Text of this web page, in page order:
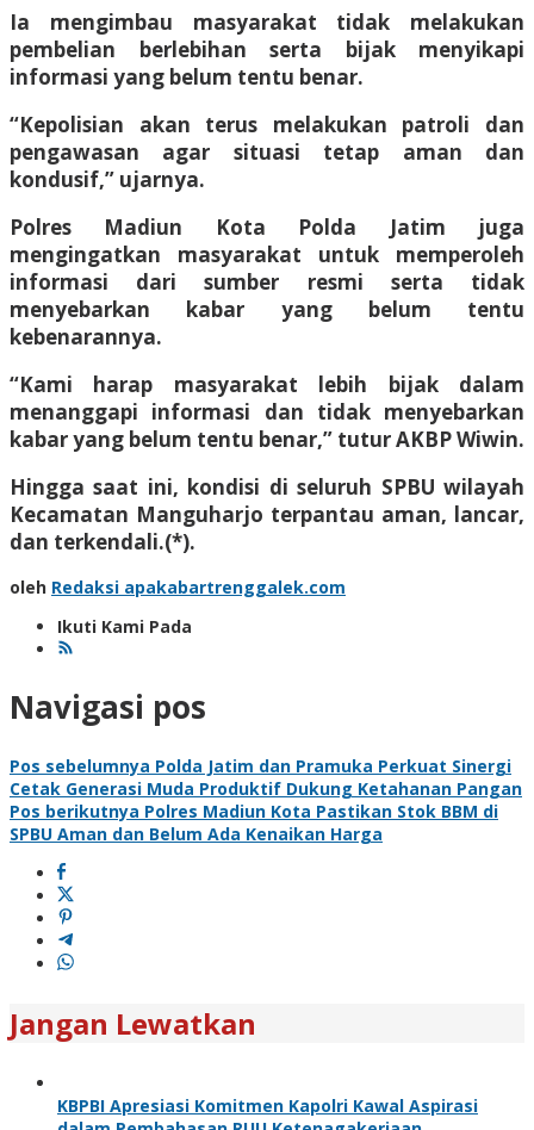
Ia mengimbau masyarakat tidak melakukan
pembelian berlebihan serta bijak menyikapi
informasi yang belum tentu benar.
“Kepolisian akan terus melakukan patroli dan
pengawasan agar situasi tetap aman dan
kondusif,” ujarnya.
Polres Madiun Kota Polda Jatim juga
mengingatkan masyarakat untuk memperoleh
informasi dari sumber resmi serta tidak
menyebarkan kabar yang belum tentu
kebenarannya.
“Kami harap masyarakat lebih bijak dalam
menanggapi informasi dan tidak menyebarkan
kabar yang belum tentu benar,” tutur AKBP Wiwin.
Hingga saat ini, kondisi di seluruh SPBU wilayah
Kecamatan Manguharjo terpantau aman, lancar,
dan terkendali.(*).
oleh Redaksi apakabartrenggalek.com
Ikuti Kami Pada
Navigasi pos
Pos sebelumnya Polda Jatim dan Pramuka Perkuat Sinergi
Cetak Generasi Muda Produktif Dukung Ketahanan Pangan
Pos berikutnya Polres Madiun Kota Pastikan Stok BBM di
SPBU Aman dan Belum Ada Kenaikan Harga
Jangan Lewatkan
KBPBI Apresiasi Komitmen Kapolri Kawal Aspirasi